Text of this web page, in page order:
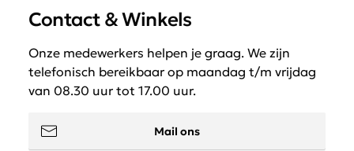
Contact & Winkels
Onze medewerkers helpen je graag. We zijn
telefonisch bereikbaar op maandag t/m vrijdag
van 08.30 uur tot 17.00 uur.
Mail ons